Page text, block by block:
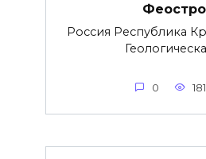
Россия Республика
0 181